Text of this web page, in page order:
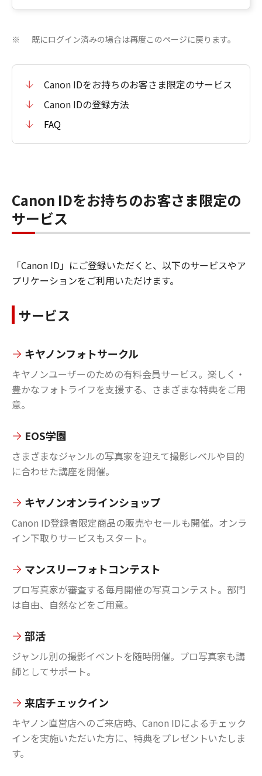
※ 既にログイン済みの場合は再度このページに戻ります。
Canon IDをお持ちのお客さま限定のサービス
Canon IDの登録方法
FAQ
Canon IDをお持ちのお客さま限定の
サービス
「Canon ID」にご登録いただくと、以下のサービスやア
プリケーションをご利用いただけます。
サービス
キヤノンフォトサークル
キヤノンユーザーのための有料会員サービス。楽しく・
豊かなフォトライフを支援する、さまざまな特典をご用
意。
EOS学園
さまざまなジャンルの写真家を迎えて撮影レベルや目的
に合わせた講座を開催。
キヤノンオンラインショップ
Canon ID登録者限定商品の販売やセールも開催。オンラ
イン下取りサービスもスタート。
マンスリーフォトコンテスト
プロ写真家が審査する毎月開催の写真コンテスト。部門
は自由、自然などをご用意。
部活
ジャンル別の撮影イベントを随時開催。プロ写真家も講
師としてサポート。
来店チェックイン
キヤノン直営店へのご来店時、Canon IDによるチェック
インを実施いただいた方に、特典をプレゼントいたしま
す。